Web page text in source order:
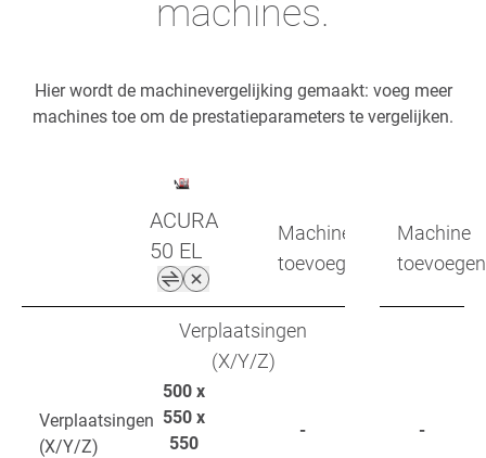
machines.
Hier wordt de machinevergelijking gemaakt: voeg meer
machines toe om de prestatieparameters te vergelijken.
ACURA
50 EL
Machine
toevoegen
Machine
toevoegen
Verplaatsingen
(X/Y/Z)
Verplaatsingen
(X/Y/Z)
500 x
550 x
550
- -